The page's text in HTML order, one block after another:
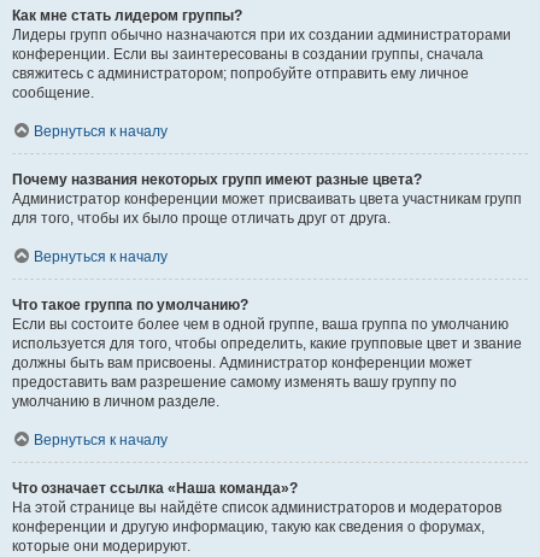
Как мне стать лидером группы?
Лидеры групп обычно назначаются при их создании администраторами
конференции. Если вы заинтересованы в создании группы, сначала
свяжитесь с администратором; попробуйте отправить ему личное
сообщение.
Вернуться к началу
Почему названия некоторых групп имеют разные цвета?
Администратор конференции может присваивать цвета участникам групп
для того, чтобы их было проще отличать друг от друга.
Вернуться к началу
Что такое группа по умолчанию?
Если вы состоите более чем в одной группе, ваша группа по умолчанию
используется для того, чтобы определить, какие групповые цвет и звание
должны быть вам присвоены. Администратор конференции может
предоставить вам разрешение самому изменять вашу группу по
умолчанию в личном разделе.
Вернуться к началу
Что означает ссылка «Наша команда»?
На этой странице вы найдёте список администраторов и модераторов
конференции и другую информацию, такую как сведения о форумах,
которые они модерируют.